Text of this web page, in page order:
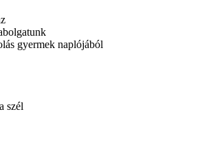
gyermek naplójából
szél